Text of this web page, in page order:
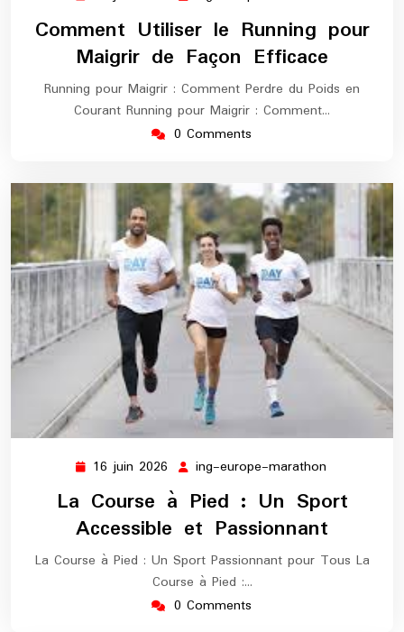
juin
2026
marathon
Comment Utiliser le Running pour
Maigrir de Façon Efficace
Running pour Maigrir : Comment Perdre du Poids en
Courant Running pour Maigrir : Comment…
0 Comments
16 juin 2026 16
juin
2026
ing-europe-marathon
marathon
La Course à Pied : Un Sport
Accessible et Passionnant
La Course à Pied : Un Sport Passionnant pour Tous La
Course à Pied :…
0 Comments